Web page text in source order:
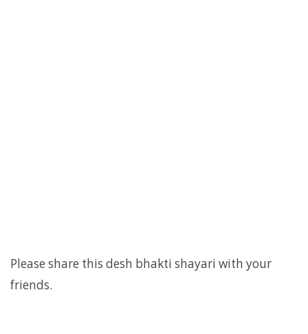
Please share this desh bhakti shayari with your
friends.